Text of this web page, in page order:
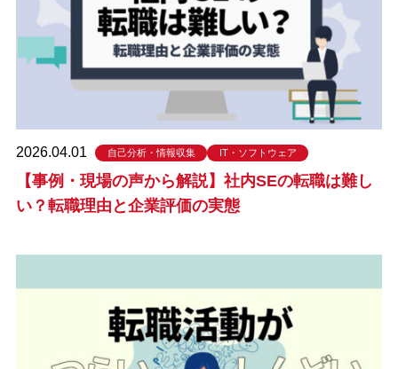
2026.04.01 自己分析・情報収集 IT・ソフトウェア
【事例・現場の声から解説】社内SEの転職は難し
い？転職理由と企業評価の実態